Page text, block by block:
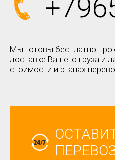
Мы готовы бесплатно
доставке Вашего груза и
стоимости и этапах